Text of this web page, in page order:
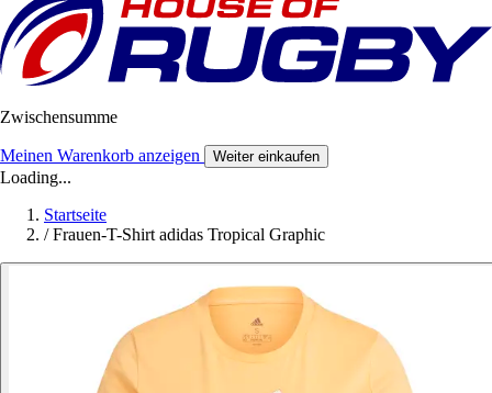
Zwischensumme
Meinen Warenkorb anzeigen Weiter einkaufen
Loading...
Startseite
/ Frauen-T-Shirt adidas Tropical Graphic